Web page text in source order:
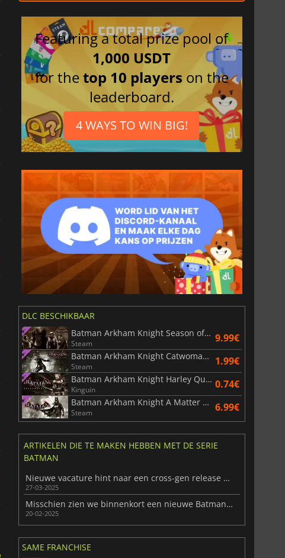
Featuring a total prize pool of
1,000 USDT
for thetop 10 players on the
leaderboard.
4 WAYS TO WIN BIG!
DLC BESCHIKBAAR
Batman Arkham Knight Season of Infamy Most Wanted Expansion
Steam 9.99€
Batman Arkham Knight Catwoman's Revenge
Steam 1.99€
Batman Arkham Knight Harley Quinn Story Pack
Kinguin 0.74€
Batman Arkham Knight A Matter of Family
Steam 6.99€
ARTIKELEN DIE TE MAKEN HEBBEN MET DE SERIE
BATMAN
Nieuwe vacature hint naar een cross-gen release voor Rocksteady's volgende Batman game
27-03-2025
Misschien zien we binnenkort een nieuwe Batman-game
20-02-2025
SAME FRANCHISE